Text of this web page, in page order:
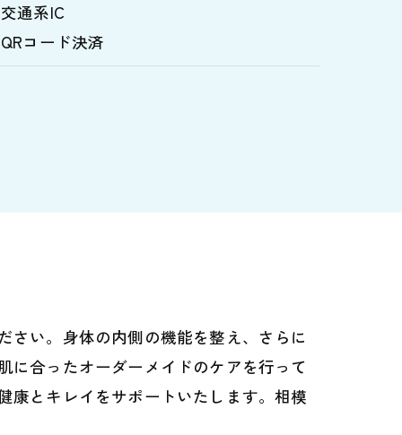
通系IC
コード決済
さい。身体の内側の機能を整え、さらに
に合ったオーダーメイドのケアを行って
康とキレイをサポートいたします。相模